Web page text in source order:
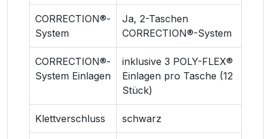
CORRECTION®-
System
Ja, 2-Taschen
CORRECTION®-System
CORRECTION®-
System Einlagen
inklusive 3 POLY-FLEX®
Einlagen pro Tasche (12
Stück)
Klettverschluss schwarz